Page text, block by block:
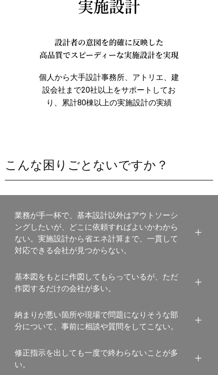
実施設計
設計者の意図を的確に反映した
高品質でスピーディーな実施設計を実現
個人から大手設計事務所、アトリエ、建
設会社まで20社以上をサポートしてお
り、累計80棟以上の実施設計の実績
こんな困りごとないですか？
業務が手一杯で、基本設計以外はアウトソーシ
ングしたいが、どこに依頼すればよいかわから
ない。実施設計から省エネ計算まで、一貫して
対応できる会社が見つからない。
基本図をもとに作図してもらっているが、ただ
作図するだけの会社が多い。
納まりが悪い箇所や現場で問題になりそうな部
分について、事前に相談や質問をしてこない。
修正指示を出しても一度で終わらないことが多
い。